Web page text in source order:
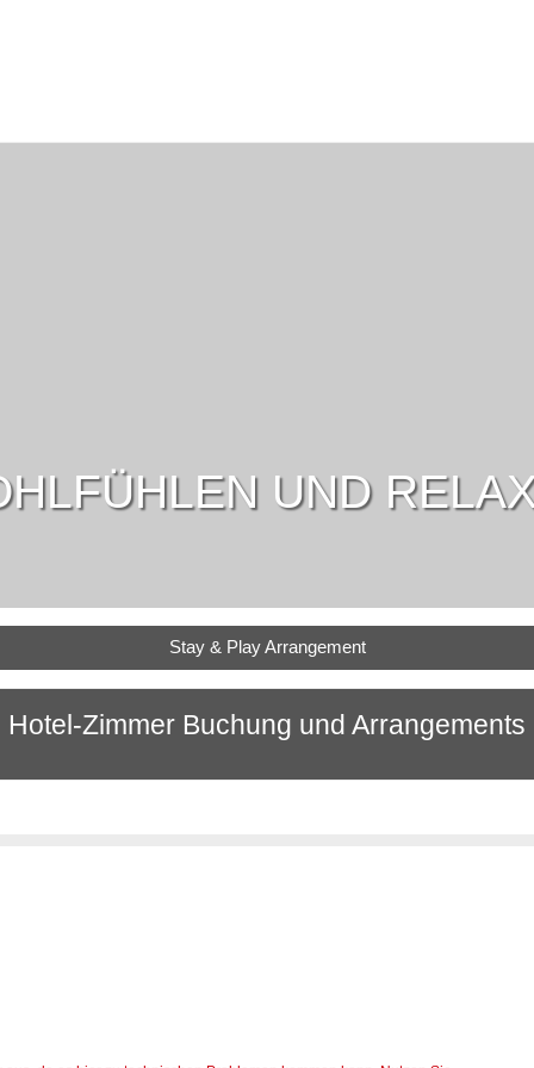
UND
Stay & Play Arrangement
Hotel-Zimmer Buchung und Arrangements